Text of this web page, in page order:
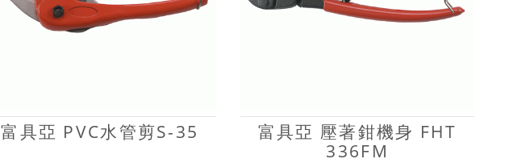
富具亞 PVC水管剪S-35
富具亞 壓著鉗機身 FHT
336FM